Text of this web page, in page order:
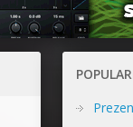
Archiwum